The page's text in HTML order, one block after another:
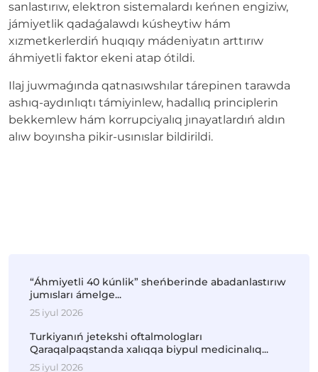
sanlastırıw, elektron sistemalardı keńnen engiziw,
jámiyetlik qadaǵalawdı kúsheytiw hám
xızmetkerlerdiń huqıqıy mádeniyatın arttırıw
áhmiyetli faktor ekeni atap ótildi.
Ilaj juwmaǵında qatnasıwshılar tárepinen tarawda
ashıq-aydınlıqtı támiyinlew, hadallıq principlerin
bekkemlew hám korrupciyalıq jınayatlardıń aldın
alıw boyınsha pikir-usınıslar bildirildi.
“Áhmiyetli 40 kúnlik” sheńberinde abadanlastırıw
jumısları ámelge...
25 iyul 2026
Turkiyanıń jetekshi oftalmologları
Qaraqalpaqstanda xalıqqa biypul medicinalıq...
25 iyul 2026